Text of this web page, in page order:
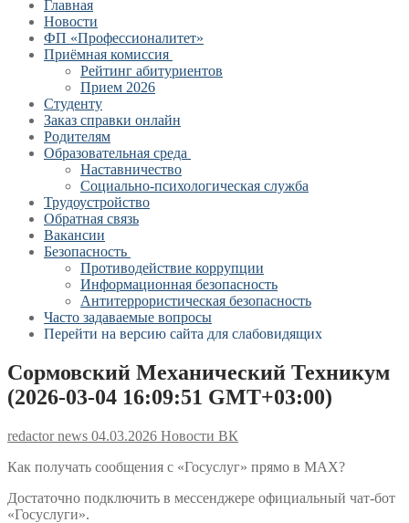
Главная
Новости
ФП «Профессионалитет»
Приёмная комиссия
Рейтинг абитуриентов
Прием 2026
Студенту
Заказ справки онлайн
Родителям
Образовательная среда
Наставничество
Социально-психологическая служба
Трудоустройство
Обратная связь
Вакансии
Безопасность
Противодействие коррупции
Информационная безопасность
Антитеррористическая безопасность
Часто задаваемые вопросы
Перейти на версию сайта для слабовидящих
Сормовский Механический Техникум
(2026-03-04 16:09:51 GMT+03:00)
redactor news 04.03.2026 Новости ВК
Как получать сообщения с «Госуслуг» прямо в MAX?
Достаточно подключить в мессенджере официальный чат‑бот
«Госуслуги».